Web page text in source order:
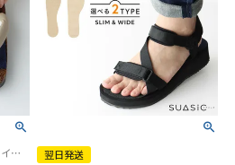
ナイガイ公式 メーカー直販サイト インソールと靴下の良いトコ取り はかない靴下
翌日発送